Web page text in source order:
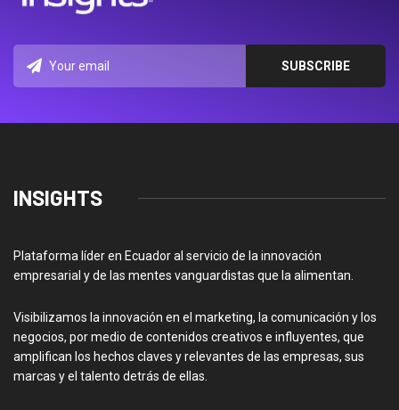
INSIGHTS
Plataforma líder en Ecuador al servicio de la innovación
empresarial y de las mentes vanguardistas que la alimentan.
Visibilizamos la innovación en el marketing, la comunicación y los
negocios, por medio de contenidos creativos e influyentes, que
amplifican los hechos claves y relevantes de las empresas, sus
marcas y el talento detrás de ellas.